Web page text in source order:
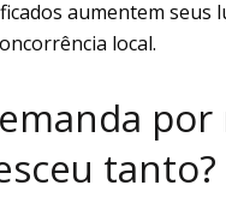
aumentem seus
local.
tanto?